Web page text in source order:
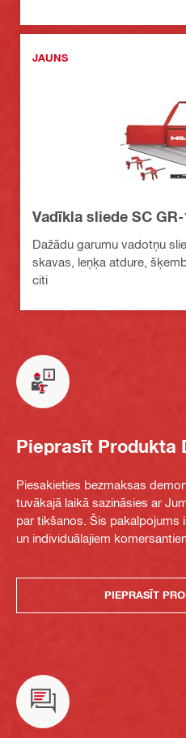
JAUNS
Vadīkla sliede SC
Dažādu garumu vadotņu
skavas, leņķa atdure,
citi
Pieprasīt Produkta
Piesakieties bezmaksas
tuvākajā laikā sazināsies ar
par tikšanos. Šis pakalpojums
un individuālajiem
PIEPRASĪT